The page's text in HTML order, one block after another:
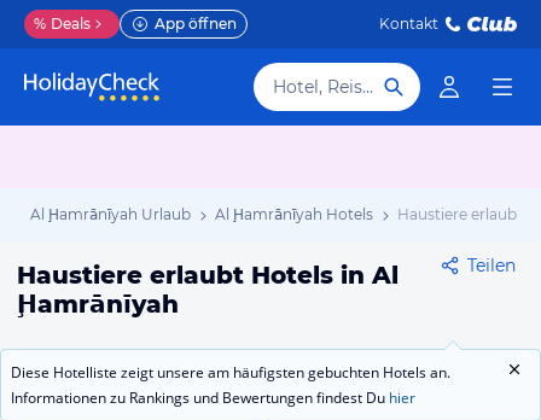
% Deals App öffnen Kontakt
Hotel, Reiseziel
Al Ḩamrānīyah Urlaub Al Ḩamrānīyah Hotels Haustiere erlaubt
Haustiere erlaubt Hotels in Al
Ḩamrānīyah
Teilen
Diese Hotelliste zeigt unsere am häufigsten gebuchten Hotels an.
Informationen zu Rankings und Bewertungen findest Du hier